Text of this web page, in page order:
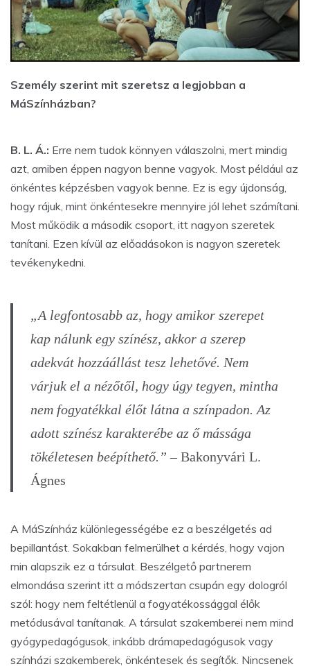
Személy szerint mit szeretsz a legjobban a
MáSzínházban?
B. L. Á.: Erre nem tudok könnyen válaszolni, mert mindig
azt, amiben éppen nagyon benne vagyok. Most például az
önkéntes képzésben vagyok benne. Ez is egy újdonság,
hogy rájuk, mint önkéntesekre mennyire jól lehet számítani.
Most működik a második csoport, itt nagyon szeretek
tanítani. Ezen kívül az előadásokon is nagyon szeretek
tevékenykedni.
„A legfontosabb az, hogy amikor szerepet
kap nálunk egy színész, akkor a szerep
adekvát hozzáállást tesz lehetővé. Nem
várjuk el a nézőtől, hogy úgy tegyen, mintha
nem fogyatékkal élőt látna a színpadon. Az
adott színész karakterébe az ő mássága
tökéletesen beépíthető.”– Bakonyvári L.
Ágnes
A MáSzínház különlegességébe ez a beszélgetés ad
bepillantást. Sokakban felmerülhet a kérdés, hogy vajon
min alapszik ez a társulat. Beszélgető partnerem
elmondása szerint itt a módszertan csupán egy dologról
szól: hogy nem feltétlenül a fogyatékossággal élők
metódusával tanítanak. A társulat szakemberei nem mind
gyógypedagógusok, inkább drámapedagógusok vagy
színházi szakemberek, önkéntesek és segítők. Nincsenek